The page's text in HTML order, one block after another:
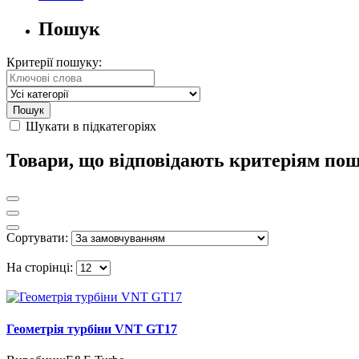
Пошук
Критерії пошуку:
Шукати в підкатегоріях
Товари, що відповідають критеріям
Сортувати:
На сторінці:
Геометрія турбіни VNT GT17